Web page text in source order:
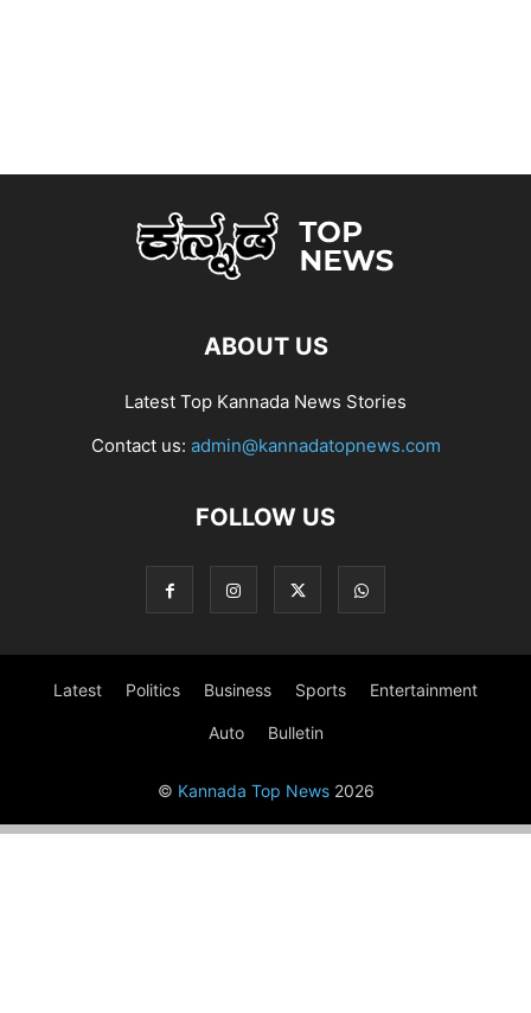
ABOUT US
Latest Top Kannada News Stories
Contact us: admin@kannadatopnews.com
FOLLOW US
Latest Politics Business Sports Entertainment
Auto Bulletin
© Kannada Top News2026